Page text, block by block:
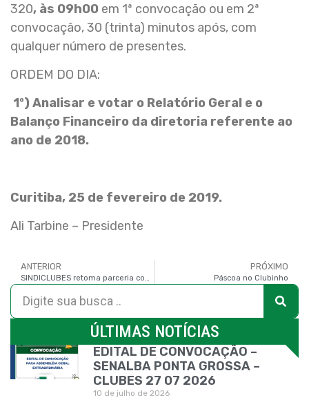
320, às 09h00 em 1ª convocação ou em 2ª
convocação, 30 (trinta) minutos após, com
qualquer número de presentes.
ORDEM DO DIA:
1º) Analisar e votar o Relatório Geral e o
Balanço Financeiro da diretoria referente ao
ano de 2018.
Curitiba, 25 de fevereiro de 2019.
Ali Tarbine – Presidente
ANTERIOR
SINDICLUBES retoma parceria com a SMELJ
PRÓXIMO
Páscoa no Clubinho
ÚLTIMAS NOTÍCIAS
EDITAL DE CONVOCAÇÃO –
SENALBA PONTA GROSSA –
CLUBES 27 07 2026
10 de julho de 2026